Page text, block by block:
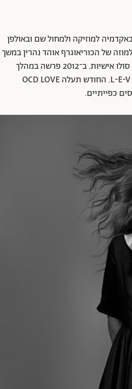
ולמדה באקדמיה למוזיקה ולמחול שם ובאולפן
ונחשבה למוזה של הכוריאוגרף אוהד נהרין במשך
שנים. בשנת 2000 החלה ליצור עבודות כוריאוגרפיות ללהקה ועבודות סולו אישיות. ב־2012 פרשה במהלך
מפתיע מבת שבע והקימה ביחד עם בן זוגה גיא בכר את להקת המחול L-E-V.‏ החודש תעלה OCD LOVE
כפייתיים.